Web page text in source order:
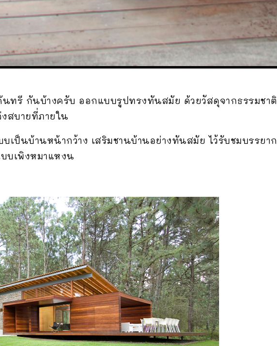
ทรี กันบ้างครับ ออกแบบรูปทรงทันสมัย ด้วยวัสดุจากธรรมชา
สบายที่ภายใน
เป็นบ้านหน้ากว้าง เสริมชานบ้านอย่างทันสมัย ไว้รับชมบรรยาก
บเพิงหมาแหงน